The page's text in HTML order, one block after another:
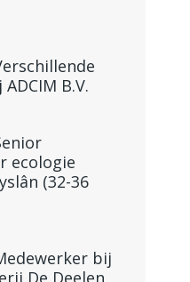
B.V.
ecologie
(32-36
bij
De Deelen